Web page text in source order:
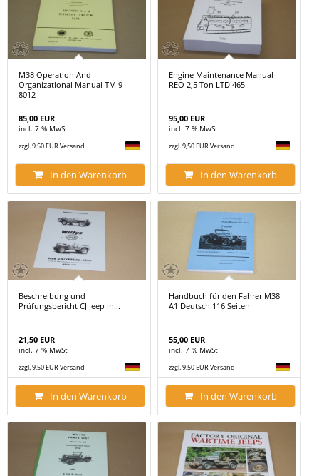
M38 Operation And
Organizational Manual TM 9-
8012
85,00 EUR
incl. 7 % MwSt
zzgl. 9,50 EUR Versand
In den Warenkorb
Engine Maintenance Manual
REO 2,5 Ton LTD 465
95,00 EUR
incl. 7 % MwSt
zzgl. 9,50 EUR Versand
In den Warenkorb
Beschreibung und
Prüfungsbericht CJ Jeep in...
21,50 EUR
incl. 7 % MwSt
zzgl. 9,50 EUR Versand
In den Warenkorb
Handbuch für den Fahrer M38
A1 Deutsch 116 Seiten
55,00 EUR
incl. 7 % MwSt
zzgl. 9,50 EUR Versand
In den Warenkorb